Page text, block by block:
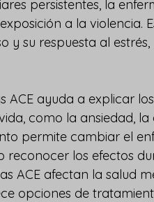
persistentes, la
a la violencia.
y su respuesta al
ACE ayuda a explicar
como la ansiedad,
permite cambiar el
reconocer los efectos
ACE afectan la salud
opciones de